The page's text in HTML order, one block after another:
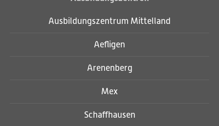
Ausbildungszentrum Mittelland
Aefligen
Arenenberg
Mex
Schaffhausen